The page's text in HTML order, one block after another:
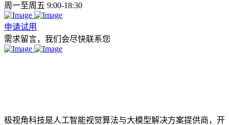
周一至周五 9:00-18:30
申请试用
需求留言，我们会尽快联系您
极视角科技是人工智能视觉算法与大模型解决方案提供商，开